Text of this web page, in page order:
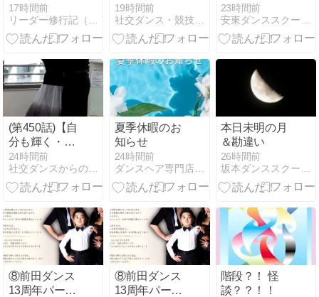
ーリスト
17時間前
リーダー修行記（社交ダンス）
スン】『「こ
れ以上は変わ
らない」を突
だの仕組みで
紐解くラテン
上達塾』８月
２５日（火）
に開講！！！
19時間前
社交ダンス・競技ダンス上達請負人！解剖学を基にしたレッスン♪
レッスン チャ
チャチャ
23時間前
安東ダンススクールのBLOG
(第450話)【自
分も輝く・相
手も輝く】
24時間前
社交ダンスからの贈り物
夏季休暇のお
知らせ
24時間前
ダンスヘア専門店【多美咲】
本日未明の月
＆勘違い
26時間前
坂本ダンススクール/近況報告
⑧前田ダンス
13周年パーテ
⑧前田ダンス
13周年パーテ
階段？！ 怪
談？？！！